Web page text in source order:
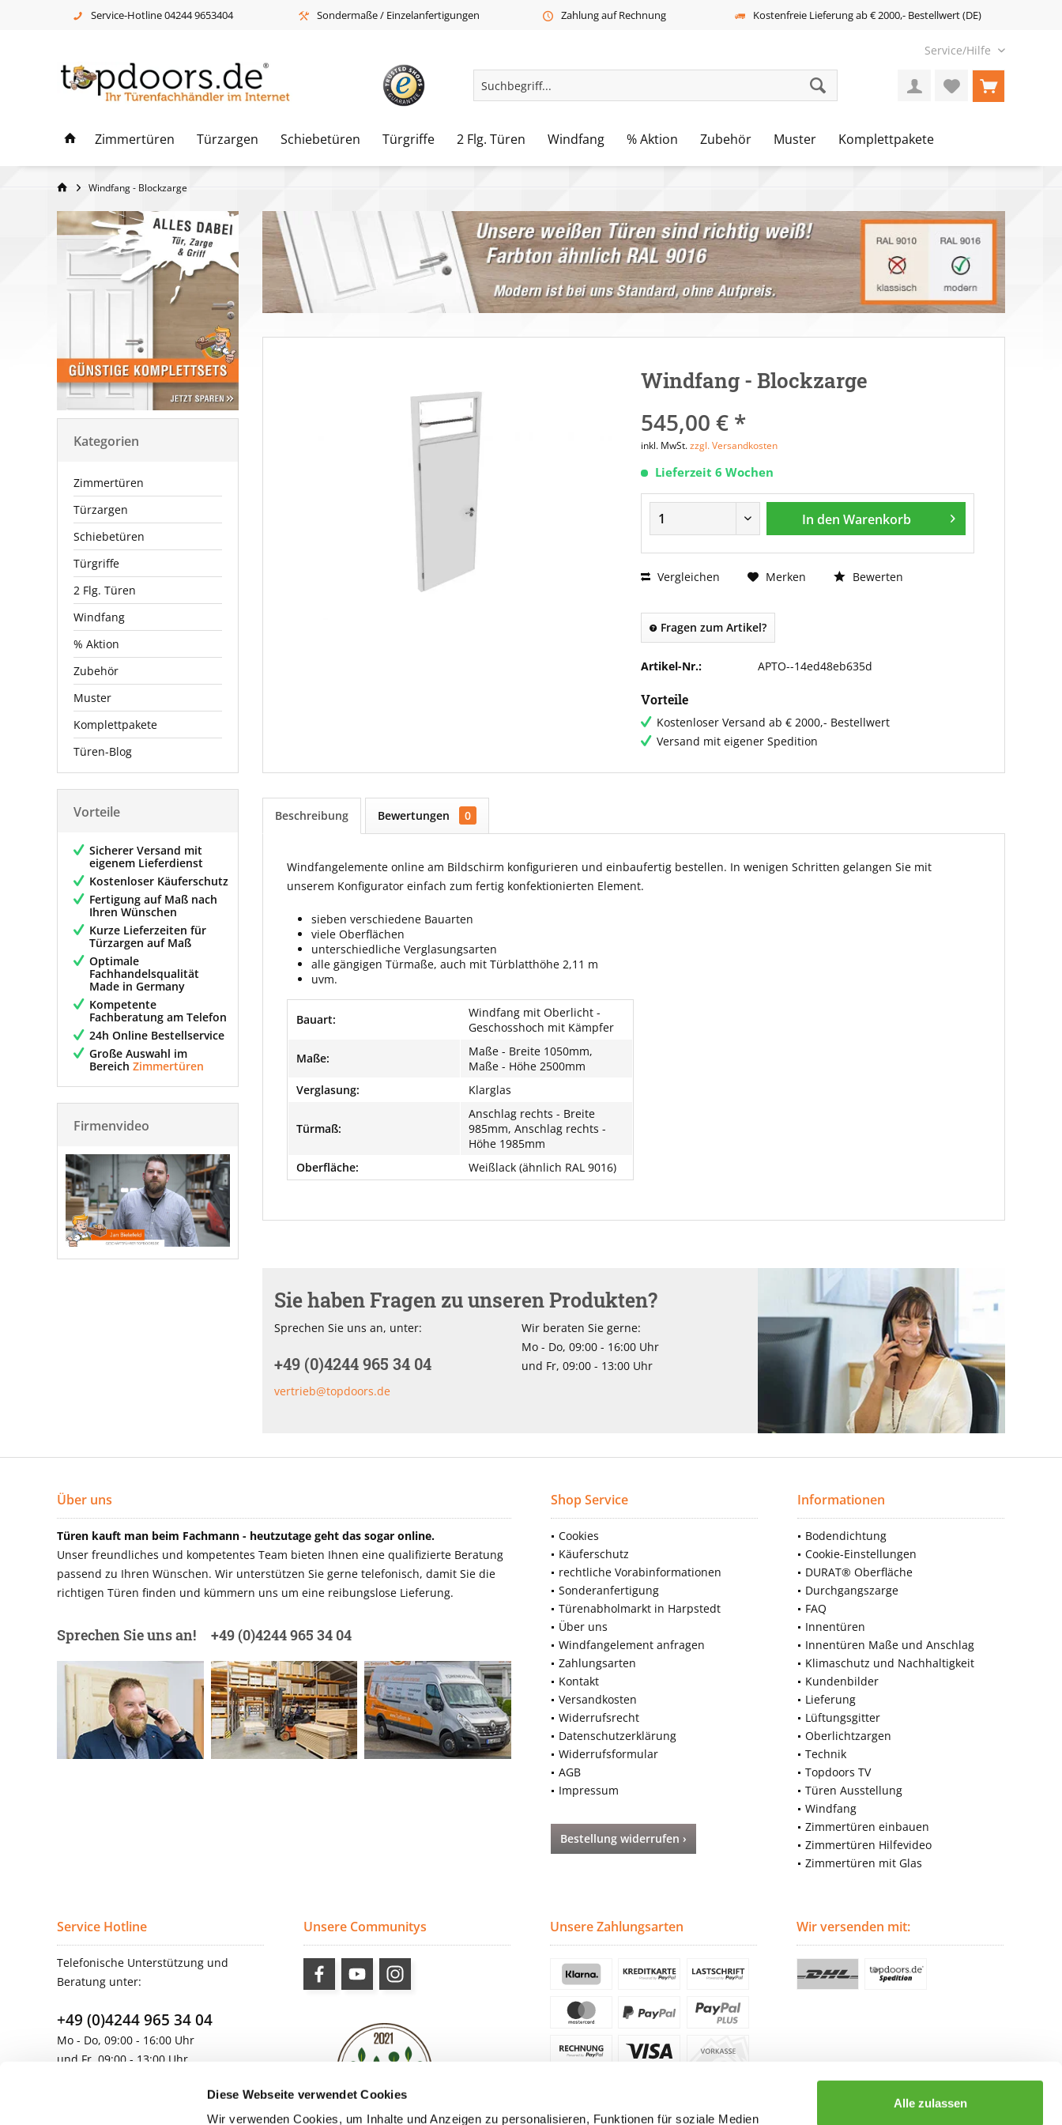
Diese Webseite verwendet Cookies
Wir verwenden Cookies, um Inhalte und Anzeigen zu personalisieren, Funktionen für soziale Medien
Alle zulassen
Service-Hotline 04244 9653404 Sondermaße / Einzelanfertigungen Zahlung auf Rechnung Kostenfreie Lieferung ab € 2000,- Bestellwert (DE)
Service/Hilfe
Zimmertüren Türzargen Schiebetüren Türgriffe 2 Flg. Türen Windfang % Aktion Zubehör Muster Komplettpakete
Windfang - Blockzarge
Kategorien
Zimmertüren
Türzargen
Schiebetüren
Türgriffe
2 Flg. Türen
Windfang
% Aktion
Zubehör
Muster
Komplettpakete
Türen-Blog
Vorteile
Sicherer Versand mit
eigenem Lieferdienst
Kostenloser Käuferschutz
Fertigung auf Maß nach
Ihren Wünschen
Kurze Lieferzeiten für
Türzargen auf Maß
Optimale
Fachhandelsqualität
Made in Germany
Kompetente
Fachberatung am Telefon
24h Online Bestellservice
Große Auswahl im
Bereich Zimmertüren
Firmenvideo
Windfang - Blockzarge
545,00 € *
inkl. MwSt.zzgl. Versandkosten
Lieferzeit 6 Wochen
In den Warenkorb
Vergleichen Merken Bewerten
Fragen zum Artikel?
Artikel-Nr.: APTO--14ed48eb635d
Vorteile
Kostenloser Versand ab € 2000,- Bestellwert
Versand mit eigener Spedition
Beschreibung Bewertungen 0
Windfangelemente online am Bildschirm konfigurieren und einbaufertig bestellen. In wenigen Schritten gelangen Sie mit
unserem Konfigurator einfach zum fertig konfektionierten Element.
sieben verschiedene Bauarten
viele Oberflächen
unterschiedliche Verglasungsarten
alle gängigen Türmaße, auch mit Türblatthöhe 2,11 m
uvm.
Bauart:
Windfang mit Oberlicht -
Geschosshoch mit Kämpfer
Maße:
Maße - Breite 1050mm,
Maße - Höhe 2500mm
Verglasung:
Klarglas
Türmaß:
Anschlag rechts - Breite
985mm, Anschlag rechts -
Höhe 1985mm
Oberfläche:
Weißlack (ähnlich RAL 9016)
Sie haben Fragen zu unseren Produkten?
Sprechen Sie uns an, unter:
+49 (0)4244 965 34 04
vertrieb@topdoors.de
Wir beraten Sie gerne:
Mo - Do, 09:00 - 16:00 Uhr
und Fr, 09:00 - 13:00 Uhr
Über uns
Türen kauft man beim Fachmann - heutzutage geht das sogar online.
Unser freundliches und kompetentes Team bieten Ihnen eine qualifizierte Beratung
passend zu Ihren Wünschen. Wir unterstützen Sie gerne telefonisch, damit Sie die
richtigen Türen finden und kümmern uns um eine reibungslose Lieferung.
Sprechen Sie uns an! +49 (0)4244 965 34 04
Shop Service
Cookies
Käuferschutz
rechtliche Vorabinformationen
Sonderanfertigung
Türenabholmarkt in Harpstedt
Über uns
Windfangelement anfragen
Zahlungsarten
Kontakt
Versandkosten
Widerrufsrecht
Datenschutzerklärung
Widerrufsformular
AGB
Impressum
Bestellung widerrufen ›
Informationen
Bodendichtung
Cookie-Einstellungen
DURAT® Oberfläche
Durchgangszarge
FAQ
Innentüren
Innentüren Maße und Anschlag
Klimaschutz und Nachhaltigkeit
Kundenbilder
Lieferung
Lüftungsgitter
Oberlichtzargen
Technik
Topdoors TV
Türen Ausstellung
Windfang
Zimmertüren einbauen
Zimmertüren Hilfevideo
Zimmertüren mit Glas
Service Hotline
Telefonische Unterstützung und
Beratung unter:
+49 (0)4244 965 34 04
Mo - Do, 09:00 - 16:00 Uhr
und Fr, 09:00 - 13:00 Uhr
Unsere Communitys Unsere Zahlungsarten Wir versenden mit: